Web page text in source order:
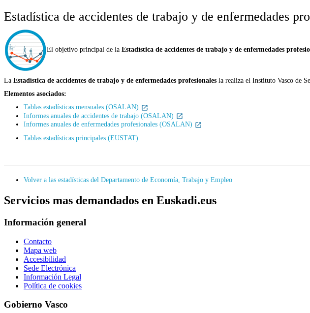
Estadística de accidentes de trabajo y de enfermedades
El objetivo principal de la Estadística de accidentes de trabajo y de enfermedades
La Estadística de accidentes de trabajo y de enfermedades profesionales la realiza el Instituto Vasco de
Elementos asociados:
Tablas estadísticas mensuales (OSALAN)
Informes anuales de accidentes de trabajo (OSALAN)
Informes anuales de enfermedades profesionales (OSALAN)
Tablas estadísticas principales (EUSTAT)
Volver a las estadísticas del Departamento de Economía, Trabajo y Empleo
Servicios mas demandados en Euskadi.eus
Información general
Contacto
Mapa web
Accesibilidad
Sede Electrónica
Información Legal
Política de cookies
Gobierno Vasco